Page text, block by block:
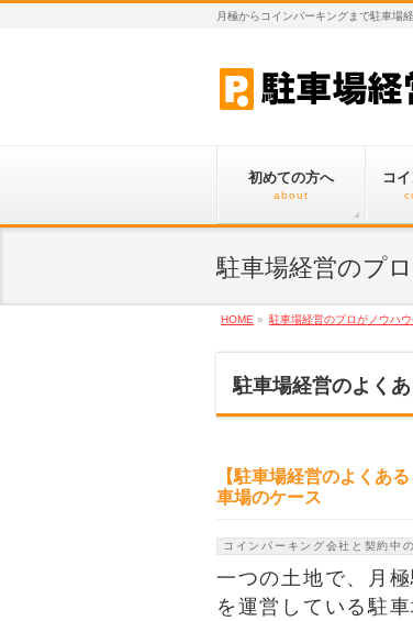
月極からコインパーキングまで駐車場
初めての方へ
about
コ
駐車場経営のプ
HOME » 駐車場経営のプロがノウハ
駐車場経営のよく
【駐車場経営のよくあ
車場のケース
コインパーキング会社と契約中
一つの土地で、月
を運営している駐